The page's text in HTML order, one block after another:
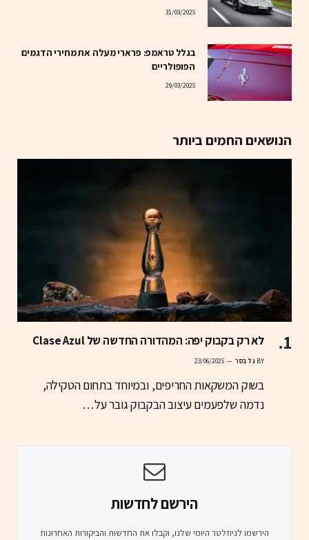
31/03/2025
בגלל טראמפ: פרארי מעלה את מחירי הדגמים
הפופולריים
29/03/2025
הנושאים החמים ביותר
לא רק בקבוק יפה: המהדורה החדשה של Clase Azul
BY גל בסר 23/06/2025
בשוק המשקאות החריפים, ובמיוחד בתחום הטקילה,
נדמה שלפעמים עיצוב הבקבוק גובר על…
הירשם לחדשות
הירשמו לניוזלטר היומי שלנו, וקבלו את החדשות והביקורות האחרונות